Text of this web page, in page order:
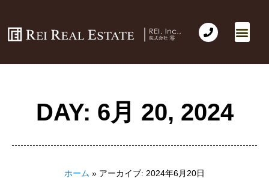
DAY: 6月 20, 2024
ホーム » アーカイブ: 2024年6月20日